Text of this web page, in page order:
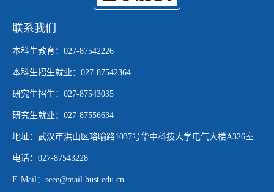
联系我们
本科生教育：027-87542226
本科生招生就业：027-87542364
研究生招生：027-87543035
研究生就业：027-87556634
地址：武汉市洪山区珞喻路1037号华中科技大学电气大楼A326室
电话：027-87543228
E-Mail：seee@mail.hust.edu.cn